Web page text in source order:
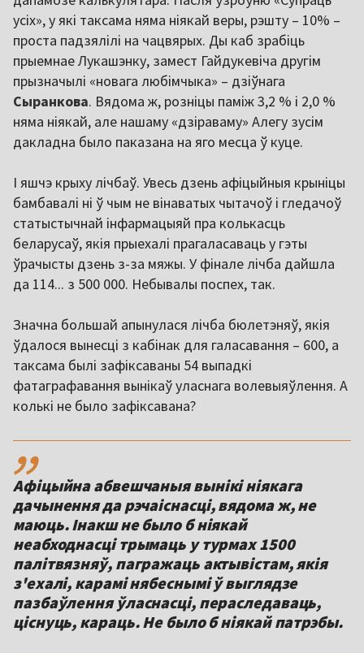
усіх», у які таксама няма ніякай веры, рэшту – 10% –
проста падзялілі на чацвярых. Ды каб зрабіць
прыемнае Лукашэнку, замест Гайдукевіча другім
прызначылі «новага любімчыка» – дзіўнага
Сыранкова. Вядома ж, розніцы паміж 3,2 % і 2,0 %
няма ніякай, але нашаму «дзіраваму» Алегу зусім
дакладна было паказана на яго месца ў куце.
І яшчэ крыху лічбаў. Увесь дзень афіцыйныя крыніцы
бамбавалі ні ў чым не вінаватых чытачоў і гледачоў
статыстычнай інфармацыяй пра колькасць
беларусаў, якія прыехалі прагаласаваць у гэты
ўрачысты дзень з-за мяжы. У фінале лічба дайшла
да 114... з 500 000. Небывалы поспех, так.
Значна большай апынулася лічба бюлетэняў, якія
ўдалося вынесці з кабінак для галасавання – 600, а
таксама былі зафіксаваны 54 выпадкі
фатаграфавання вынікаў уласнага волевыяўлення. А
колькі не было зафіксавана?
,,
Афіцыйна абвешчаныя вынікі ніякага
дачынення да рэчаіснасці, вядома ж, не
маюць. Інакш не было б ніякай
неабходнасці трымаць у турмах 1500
палітвязняў, пагражаць актывістам, якія
з'ехалі, карамі нябеснымі ў выглядзе
пазбаўлення ўласнасці, пераследаваць,
ціснуць, караць. Не было б ніякай патрэбы.